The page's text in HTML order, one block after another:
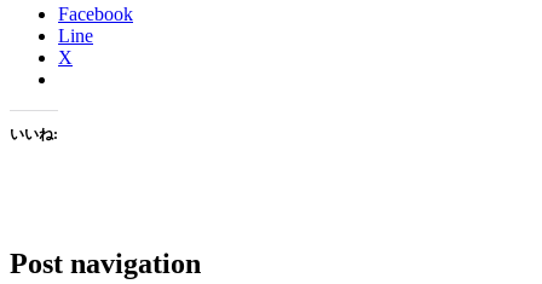
Facebook
Line
X
いいね:
Post navigation